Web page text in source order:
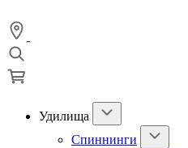
Удилища
Спиннинги